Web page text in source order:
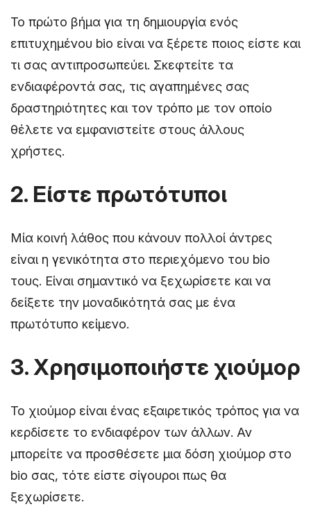
Το πρώτο βήμα για τη δημιουργία ενός
επιτυχημένου bio είναι να ξέρετε ποιος είστε και
τι σας αντιπροσωπεύει. Σκεφτείτε τα
ενδιαφέροντά σας, τις αγαπημένες σας
δραστηριότητες και τον τρόπο με τον οποίο
θέλετε να εμφανιστείτε στους άλλους
χρήστες.
2. Είστε πρωτότυποι
Μία κοινή λάθος που κάνουν πολλοί άντρες
είναι η γενικότητα στο περιεχόμενο του bio
τους. Είναι σημαντικό να ξεχωρίσετε και να
δείξετε την μοναδικότητά σας με ένα
πρωτότυπο κείμενο.
3. Χρησιμοποιήστε χιούμορ
Το χιούμορ είναι ένας εξαιρετικός τρόπος για να
κερδίσετε το ενδιαφέρον των άλλων. Αν
μπορείτε να προσθέσετε μια δόση χιούμορ στο
bio σας, τότε είστε σίγουροι πως θα
ξεχωρίσετε.